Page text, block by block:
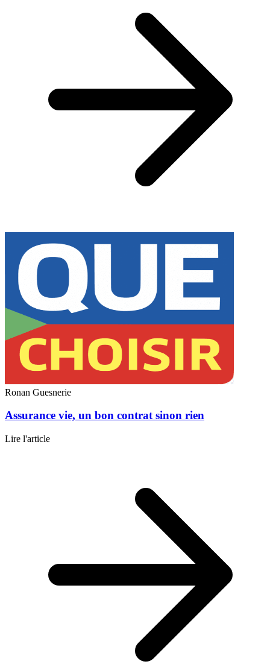
Ronan Guesnerie
Assurance vie, un bon contrat sinon rien
Lire l'article